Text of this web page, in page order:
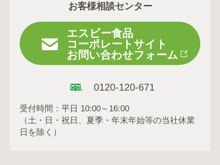
お客様相談センター
エスビー食品
コーポレートサイト
お問い合わせフォーム
0120-120-671
受付時間：平日 10:00～16:00
（土・日・祝日、夏季・年末年始等の当社休業
日を除く）